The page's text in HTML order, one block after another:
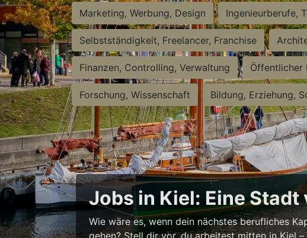
Marketing, Werbung, Design Ingenieurberufe,
Selbstständigkeit, Freelancer, Franchise
Finanzen, Controlling, Verwaltung Öffentlicher
Forschung, Wissenschaft Bildung, Erziehung,
Jobs in Kiel: Eine
Wie wäre es, wenn dein nächstes berufliches